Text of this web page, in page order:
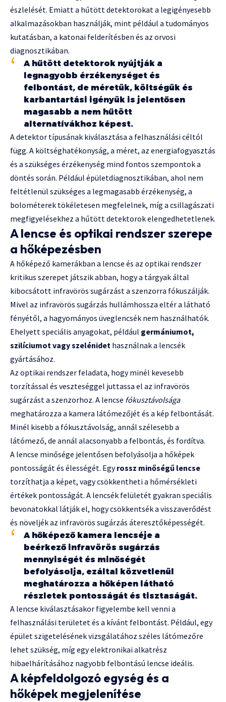
észlelését. Emiatt a hűtött detektorokat a legigényesebb
alkalmazásokban használják, mint például a tudományos
kutatásban, a katonai felderítésben és az orvosi
diagnosztikában.
A hűtött detektorok nyújtják a
legnagyobb érzékenységet és
felbontást, de méretük, költségük és
karbantartási igényük is jelentősen
magasabb a nem hűtött
alternatívákhoz képest.
A detektor típusának kiválasztása a felhasználási céltól
függ. A költséghatékonyság, a méret, az energiafogyasztás
és a szükséges érzékenység mind fontos szempontok a
döntés során. Például épületdiagnosztikában, ahol nem
feltétlenül szükséges a legmagasabb érzékenység, a
bolométerek tökéletesen megfelelnek, míg a csillagászati
megfigyelésekhez a hűtött detektorok elengedhetetlenek.
A lencse és optikai rendszer szerepe
a hőképezésben
A hőképező kamerákban a lencse és az optikai rendszer
kritikus szerepet játszik abban, hogy a tárgyak által
kibocsátott infravörös sugárzást a szenzorra fókuszálják.
Mivel az infravörös sugárzás hullámhossza eltér a látható
fényétől, a hagyományos üveglencsék nem használhatók.
Ehelyett speciális anyagokat, például germániumot,
szilíciumot vagy szelénidet használnak a lencsék
gyártásához.
Az optikai rendszer feladata, hogy minél kevesebb
torzítással és veszteséggel juttassa el az infravörös
sugárzást a szenzorhoz. A lencse fókusztávolsága
meghatározza a kamera látómezőjét és a kép felbontását.
Minél kisebb a fókusztávolság, annál szélesebb a
látómező, de annál alacsonyabb a felbontás, és fordítva.
A lencse minősége jelentősen befolyásolja a hőképek
pontosságát és élességét. Egyrossz minőségű lencse
torzíthatja a képet, vagy csökkentheti a hőmérsékleti
értékek pontosságát. A lencsék felületét gyakran speciális
bevonatokkal látják el, hogy csökkentsék a visszaverődést
és növeljék az infravörös sugárzás áteresztőképességét.
A hőképező kamera lencséje a
beérkező infravörös sugárzás
mennyiségét és minőségét
befolyásolja, ezáltal közvetlenül
meghatározza a hőképen látható
részletek pontosságát és tisztaságát.
A lencse kiválasztásakor figyelembe kell venni a
felhasználási területet és a kívánt felbontást. Például, egy
épület szigetelésének vizsgálatához széles látómezőre
lehet szükség, míg egy elektronikai alkatrész
hibaelhárításához nagyobb felbontású lencse ideális.
A képfeldolgozó egység és a
hőképek megjelenítése